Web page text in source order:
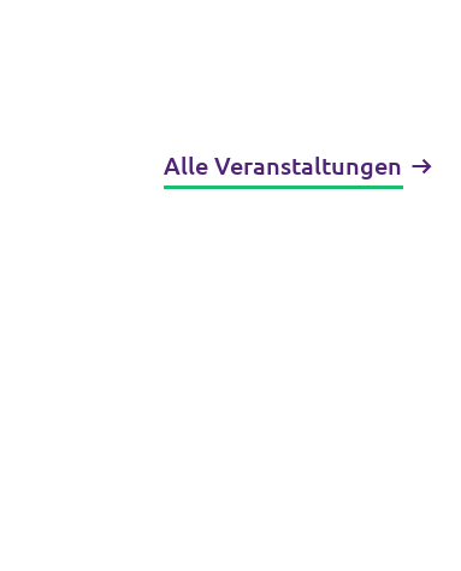
Alle Veranstaltungen